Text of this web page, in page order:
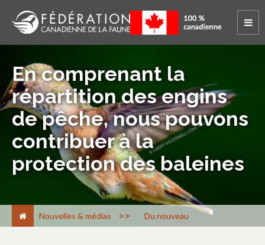
En comprenant la
répartition des engins
de pêche, nous pouvons
contribuer à la
protection des baleines
Nouvelles & médias > Du nouveau